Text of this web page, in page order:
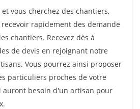
vous cherchez des chantiers,
rapidement des demande
chantiers. Recevez dès à
de devis en rejoignant notre
Vous pourrez ainsi proposer
particuliers proches de votre
auront besoin d'un artisan pour